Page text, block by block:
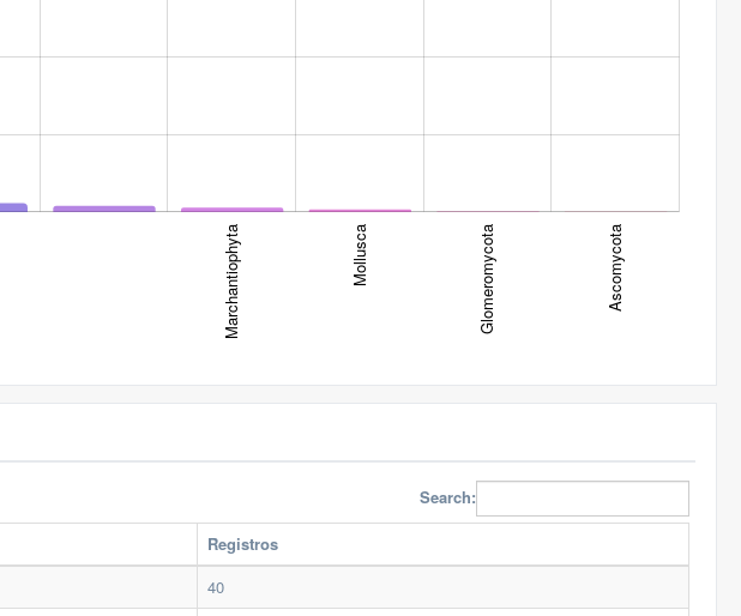
Marchantiophyta Mollusca Glomeromycota Ascomycota
Search:
Registros
40